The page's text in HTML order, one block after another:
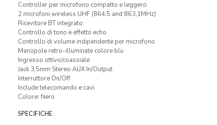
Controller per microfono compatto e leggero
2 microfoni wireless UHF (864.5 and 863,1MHz)
Ricevitore BT integrato
Controllo di tono e effetto echo
Controllo di volume indipendente per microfono
Manopole retro-illuminate colore blu
Ingresso ottivo/coassiale
Jack 3.5mm Stereo AUX In/Output
Interruttore On/Off
Include telecomando e cavi
Colore: Nero
SPECIFICHE